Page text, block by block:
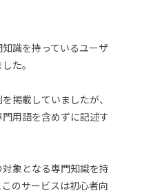
識を持っているユーザ
た。
掲載していましたが、
用語を含めずに記述す
象となる専門知識を持
のサービスは初心者向